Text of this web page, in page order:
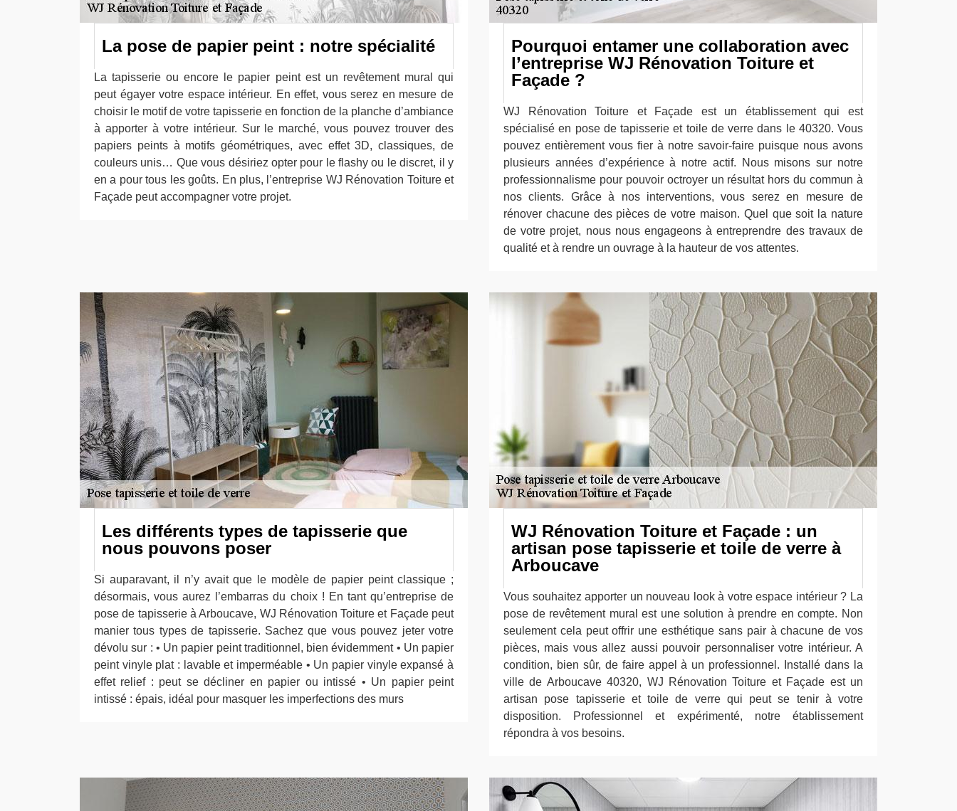
La pose de papier peint : notre spécialité
La tapisserie ou encore le papier peint est un revêtement mural qui
peut égayer votre espace intérieur. En effet, vous serez en mesure de
choisir le motif de votre tapisserie en fonction de la planche d’ambiance
à apporter à votre intérieur. Sur le marché, vous pouvez trouver des
papiers peints à motifs géométriques, avec effet 3D, classiques, de
couleurs unis… Que vous désiriez opter pour le flashy ou le discret, il y
en a pour tous les goûts. En plus, l’entreprise WJ Rénovation Toiture et
Façade peut accompagner votre projet.
Pourquoi entamer une collaboration avec
l’entreprise WJ Rénovation Toiture et
Façade ?
WJ Rénovation Toiture et Façade est un établissement qui est
spécialisé en pose de tapisserie et toile de verre dans le 40320. Vous
pouvez entièrement vous fier à notre savoir-faire puisque nous avons
plusieurs années d’expérience à notre actif. Nous misons sur notre
professionnalisme pour pouvoir octroyer un résultat hors du commun à
nos clients. Grâce à nos interventions, vous serez en mesure de
rénover chacune des pièces de votre maison. Quel que soit la nature
de votre projet, nous nous engageons à entreprendre des travaux de
qualité et à rendre un ouvrage à la hauteur de vos attentes.
Les différents types de tapisserie que
nous pouvons poser
Si auparavant, il n’y avait que le modèle de papier peint classique ;
désormais, vous aurez l’embarras du choix ! En tant qu’entreprise de
pose de tapisserie à Arboucave, WJ Rénovation Toiture et Façade peut
manier tous types de tapisserie. Sachez que vous pouvez jeter votre
dévolu sur : • Un papier peint traditionnel, bien évidemment • Un papier
peint vinyle plat : lavable et imperméable • Un papier vinyle expansé à
effet relief : peut se décliner en papier ou intissé • Un papier peint
intissé : épais, idéal pour masquer les imperfections des murs
WJ Rénovation Toiture et Façade : un
artisan pose tapisserie et toile de verre à
Arboucave
Vous souhaitez apporter un nouveau look à votre espace intérieur ? La
pose de revêtement mural est une solution à prendre en compte. Non
seulement cela peut offrir une esthétique sans pair à chacune de vos
pièces, mais vous allez aussi pouvoir personnaliser votre intérieur. A
condition, bien sûr, de faire appel à un professionnel. Installé dans la
ville de Arboucave 40320, WJ Rénovation Toiture et Façade est un
artisan pose tapisserie et toile de verre qui peut se tenir à votre
disposition. Professionnel et expérimenté, notre établissement
répondra à vos besoins.